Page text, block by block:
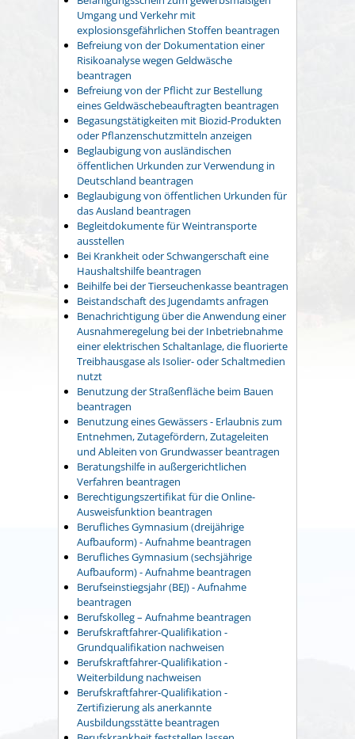
Umgang und Verkehr mit
explosionsgefährlichen Stoffen beantragen
Befreiung von der Dokumentation einer
Risikoanalyse wegen Geldwäsche
beantragen
Befreiung von der Pflicht zur Bestellung
eines Geldwäschebeauftragten beantragen
Begasungstätigkeiten mit Biozid-Produkten
oder Pflanzenschutzmitteln anzeigen
Beglaubigung von ausländischen
öffentlichen Urkunden zur Verwendung in
Deutschland beantragen
Beglaubigung von öffentlichen Urkunden für
das Ausland beantragen
Begleitdokumente für Weintransporte
ausstellen
Bei Krankheit oder Schwangerschaft eine
Haushaltshilfe beantragen
Beihilfe bei der Tierseuchenkasse beantragen
Beistandschaft des Jugendamts anfragen
Benachrichtigung über die Anwendung einer
Ausnahmeregelung bei der Inbetriebnahme
einer elektrischen Schaltanlage, die fluorierte
Treibhausgase als Isolier- oder Schaltmedien
nutzt
Benutzung der Straßenfläche beim Bauen
beantragen
Benutzung eines Gewässers - Erlaubnis zum
Entnehmen, Zutagefördern, Zutageleiten
und Ableiten von Grundwasser beantragen
Beratungshilfe in außergerichtlichen
Verfahren beantragen
Berechtigungszertifikat für die Online-
Ausweisfunktion beantragen
Berufliches Gymnasium (dreijährige
Aufbauform) - Aufnahme beantragen
Berufliches Gymnasium (sechsjährige
Aufbauform) - Aufnahme beantragen
Berufseinstiegsjahr (BEJ) - Aufnahme
beantragen
Berufskolleg – Aufnahme beantragen
Berufskraftfahrer-Qualifikation -
Grundqualifikation nachweisen
Berufskraftfahrer-Qualifikation -
Weiterbildung nachweisen
Berufskraftfahrer-Qualifikation -
Zertifizierung als anerkannte
Ausbildungsstätte beantragen